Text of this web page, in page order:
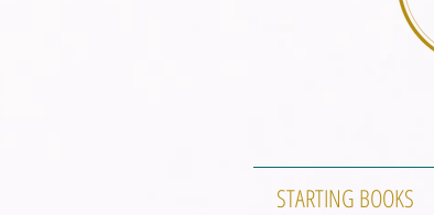
STARTING BOOKS